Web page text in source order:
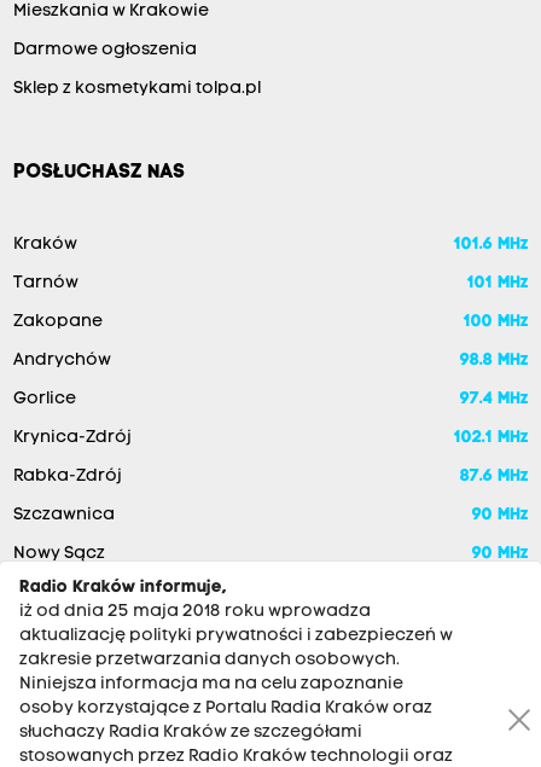
Mieszkania w Krakowie
Darmowe ogłoszenia
Sklep z kosmetykami tolpa.pl
POSŁUCHASZ NAS
Kraków 101.6 MHz
Tarnów 101 MHz
Zakopane 100 MHz
Andrychów 98.8 MHz
Gorlice 97.4 MHz
Krynica-Zdrój 102.1 MHz
Rabka-Zdrój 87.6 MHz
Szczawnica 90 MHz
Nowy Sącz
90 MHz
Radio Kraków informuje,
iż od dnia 25 maja 2018 roku wprowadza
aktualizację polityki prywatności i zabezpieczeń w
zakresie przetwarzania danych osobowych.
Niniejsza informacja ma na celu zapoznanie
osoby korzystające z Portalu Radia Kraków oraz
słuchaczy Radia Kraków ze szczegółami
stosowanych przez Radio Kraków technologii oraz